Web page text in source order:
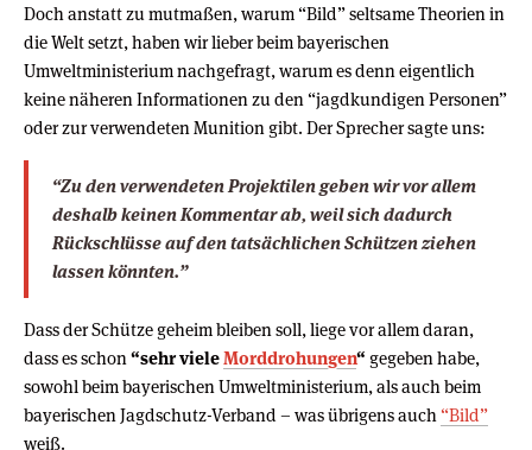
Doch anstatt zu mutmaßen, warum “Bild” seltsame Theorien in
die Welt setzt, haben wir lieber beim bayerischen
Umweltministerium nachgefragt, warum es denn eigentlich
keine näheren Informationen zu den “jagdkundigen Personen”
oder zur verwendeten Munition gibt. Der Sprecher sagte uns:
“Zu den verwendeten Projektilen geben wir vor allem
deshalb keinen Kommentar ab, weil sich dadurch
Rückschlüsse auf den tatsächlichen Schützen ziehen
lassen könnten.”
Dass der Schütze geheim bleiben soll, liege vor allem daran,
dass es schon “sehr vieleMorddrohungen“ gegeben habe,
sowohl beim bayerischen Umweltministerium, als auch beim
bayerischen Jagdschutz-Verband – was übrigens auch “Bild”
weiß.